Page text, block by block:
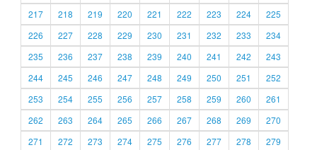
217
218 219 220 221 222 223 224
225
226
227 228 229 230 231 232 233
234
235
236 237 238 239 240 241 242
243
244
245 246 247 248 249 250 251
252
253
254 255 256 257 258 259 260
261
262
263 264 265 266 267 268 269
270
271
272 273 274 275 276 277 278 279